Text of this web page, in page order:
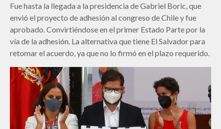
Fue hasta la llegada a la presidencia de Gabriel Boric, que
envió el proyecto de adhesión al congreso de Chile y fue
aprobado. Convirtiéndose en el primer Estado Parte por la
vía de la adhesión. La alternativa que tiene El Salvador para
retomar el acuerdo, ya que no lo firmó en el plazo requerido.